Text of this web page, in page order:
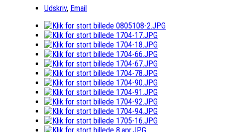
Udskriv, Email